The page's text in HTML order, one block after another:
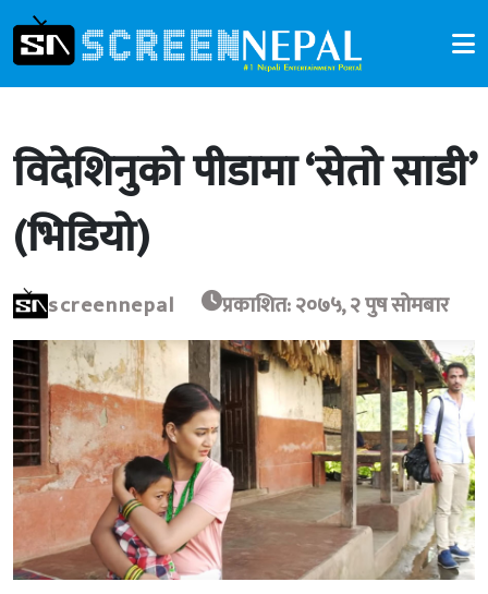
विदेशिनुको पीडामा ‘सेतो साडी’
(भिडियो)
screennepal प्रकाशित: २०७५, २ पुष सोमबार